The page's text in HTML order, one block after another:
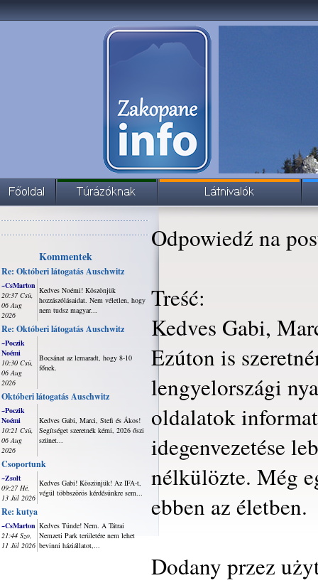
Kommentek
Re: Októberi látogatás Auschwitz
~CsMarton
20:37 Csü,
06 Aug
2026
Kedves Noémi! Köszönjük
hozzászólásaidat. Nem véletlen, hogy
nem tudsz magyar...
Re: Októberi látogatás Auschwitz
~Poczik
Noémi
10:30 Csü,
06 Aug
2026
Bocsánat az lemaradt, hogy 8-10
főnek.
Októberi látogatás Auschwitz
~Poczik
Noémi
10:21 Csü,
06 Aug
2026
Kedves Gabi, Marci, Stefi és Ákos!
Segítséget szeretnék kérni, 2026 őszi
szünet...
Csoportunk
~Zsolt
09:27 Hé,
13 Júl 2026
Kedves Gabi! Köszönjük! Az IFA-t,
végül többszörös kérdésünkre sem...
Re: kutya
~CsMarton
21:44 Szo,
11 Júl 2026
Kedves Tünde! Nem. A Tátrai
Nemzeti Park területére nem lehet
bevinni háziállatot,...
Odpowiedź na
Treść:
Kedves Gabi,
Ezúton is
lengyelországi
oldalatok
idegenvezetése
nélkülözte. Még
ebben az életben.
Dodany przez